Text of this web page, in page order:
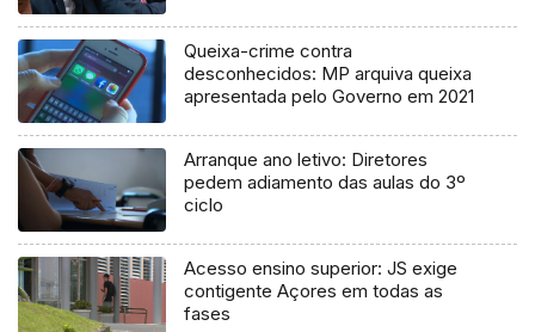
Queixa-crime contra
desconhecidos: MP arquiva queixa
apresentada pelo Governo em 2021
Arranque ano letivo: Diretores
pedem adiamento das aulas do 3º
ciclo
Acesso ensino superior: JS exige
contigente Açores em todas as
fases